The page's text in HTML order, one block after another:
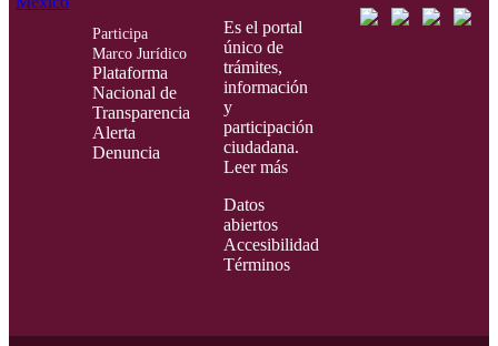
Participa
Marco Jurídico
Plataforma
Nacional de
Transparencia
Alerta
Denuncia
Es el portal
único de
trámites,
información
y
participación
ciudadana.
Leer más
Datos
abiertos
Accesibilidad
Términos